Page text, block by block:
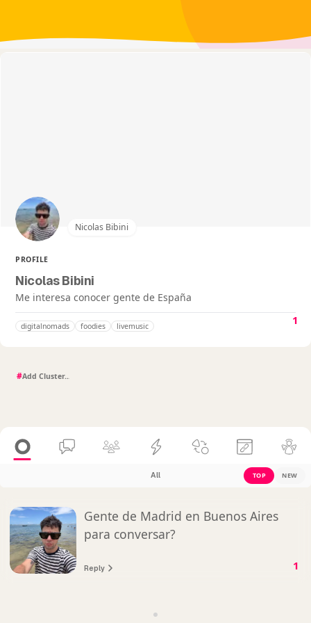
Nicolas Bibini
PROFILE
Nicolas Bibini
Me interesa conocer gente de España
digitalnomads foodies livemusic 1
#
All TOP NEW
Gente de Madrid en Buenos Aires
para conversar?
Reply 1